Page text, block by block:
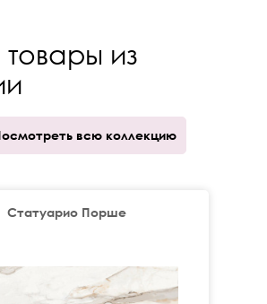
из
всю коллекцию
Статуарио Порше